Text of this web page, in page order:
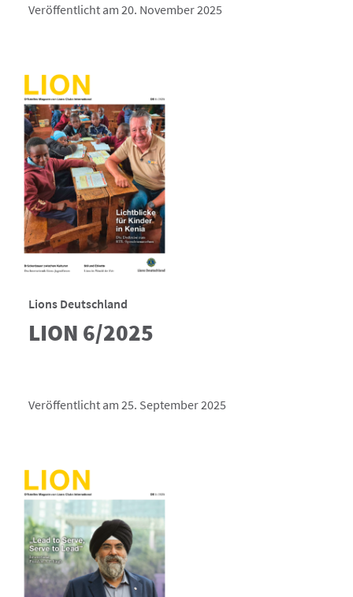
Veröffentlicht am 20. November 2025
Lions Deutschland
LION 6/2025
Veröffentlicht am 25. September 2025